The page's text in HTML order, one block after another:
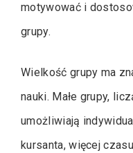
motywować i
grupy.
Wielkość grupy ma
nauki. Małe grupy,
umożliwiają
kursanta, więcej